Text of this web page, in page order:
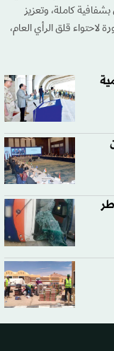
كاملة، وتعزيز
قلق الرأي العام،